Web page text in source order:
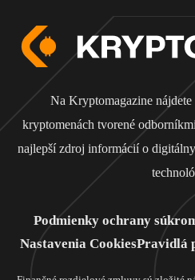
Na Kryptomagazine
kryptomenách tvorené
najlepší zdroj informácií o
Podmienky ochrany
Nastavenia CookiesPravidlá